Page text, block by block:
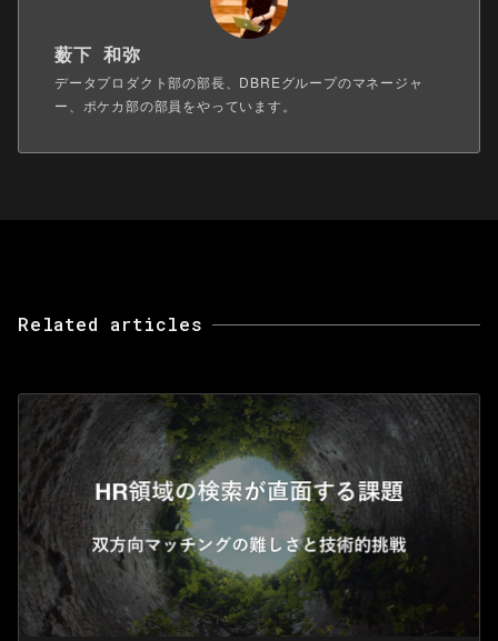
薮下 和弥
データプロダクト部の部長、DBREグループのマネージャ
ー、ポケカ部の部員をやっています。
Related articles